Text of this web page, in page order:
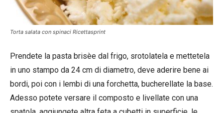
Torta salata con spinaci Ricettasprint
Prendete la pasta brisèe dal frigo, srotolatela e mettetela
in uno stampo da 24 cm di diametro, deve aderire bene ai
bordi, poi con i lembi di una forchetta, bucherellate la base.
Adesso potete versare il composto e livellate con una